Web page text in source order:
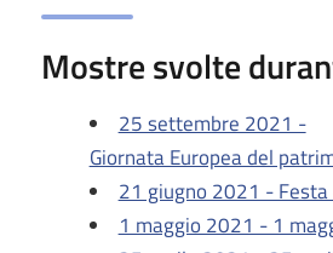
Mostre svolte
25 settembre 2021 -
Giornata Europea del
21 giugno 2021 -
1 maggio 2021 - 1